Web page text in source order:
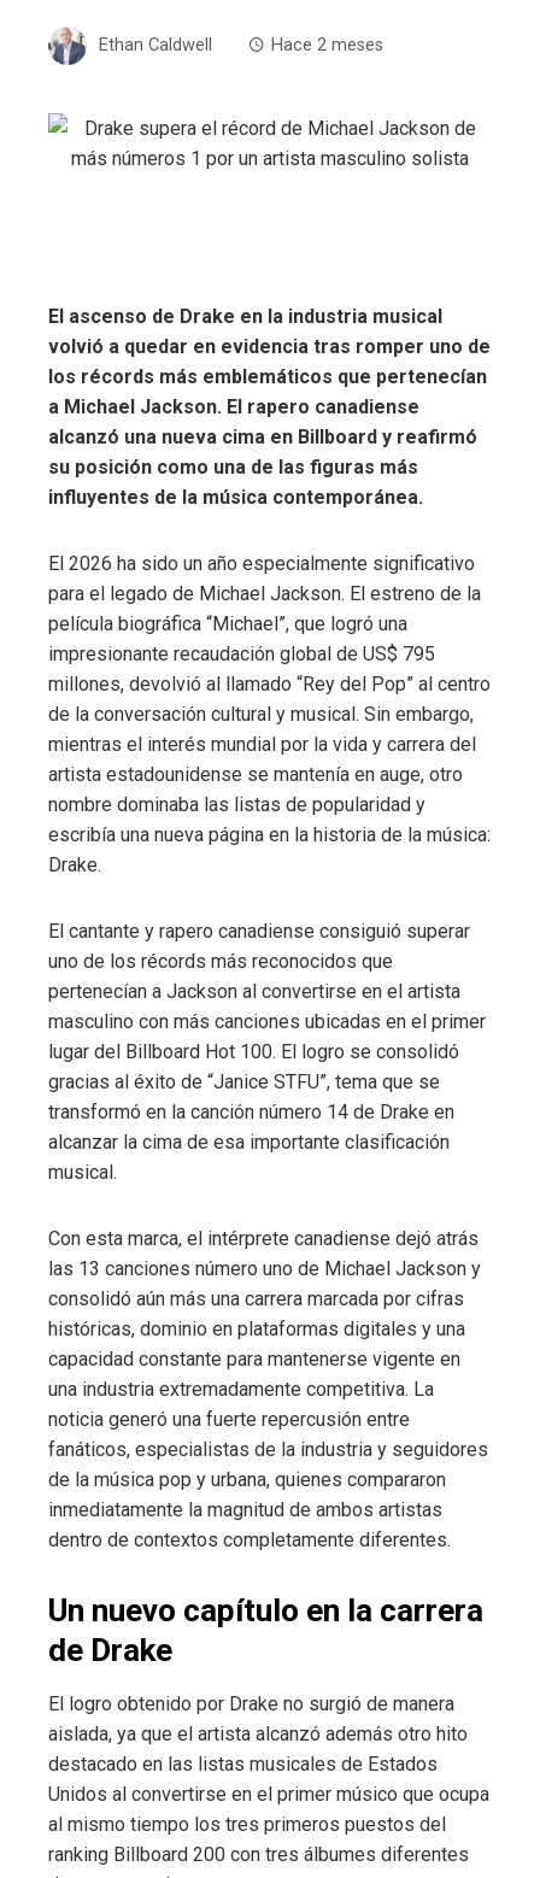
Ethan Caldwell Hace 2 meses
El ascenso de Drake en la industria musical
volvió a quedar en evidencia tras romper uno de
los récords más emblemáticos que pertenecían
a Michael Jackson. El rapero canadiense
alcanzó una nueva cima en Billboard y reafirmó
su posición como una de las figuras más
influyentes de la música contemporánea.
El 2026 ha sido un año especialmente significativo
para el legado de Michael Jackson. El estreno de la
película biográfica “Michael”, que logró una
impresionante recaudación global de US$ 795
millones, devolvió al llamado “Rey del Pop” al centro
de la conversación cultural y musical. Sin embargo,
mientras el interés mundial por la vida y carrera del
artista estadounidense se mantenía en auge, otro
nombre dominaba las listas de popularidad y
escribía una nueva página en la historia de la música:
Drake.
El cantante y rapero canadiense consiguió superar
uno de los récords más reconocidos que
pertenecían a Jackson al convertirse en el artista
masculino con más canciones ubicadas en el primer
lugar del Billboard Hot 100. El logro se consolidó
gracias al éxito de “Janice STFU”, tema que se
transformó en la canción número 14 de Drake en
alcanzar la cima de esa importante clasificación
musical.
Con esta marca, el intérprete canadiense dejó atrás
las 13 canciones número uno de Michael Jackson y
consolidó aún más una carrera marcada por cifras
históricas, dominio en plataformas digitales y una
capacidad constante para mantenerse vigente en
una industria extremadamente competitiva. La
noticia generó una fuerte repercusión entre
fanáticos, especialistas de la industria y seguidores
de la música pop y urbana, quienes compararon
inmediatamente la magnitud de ambos artistas
dentro de contextos completamente diferentes.
Un nuevo capítulo en la carrera
de Drake
El logro obtenido por Drake no surgió de manera
aislada, ya que el artista alcanzó además otro hito
destacado en las listas musicales de Estados
Unidos al convertirse en el primer músico que ocupa
al mismo tiempo los tres primeros puestos del
ranking Billboard 200 con tres álbumes diferentes